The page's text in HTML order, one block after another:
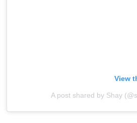
View
A post shared by Shay